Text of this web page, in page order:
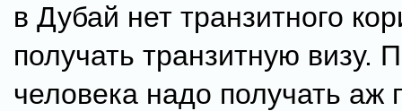
в Дубай нет транзитного
получать транзитную визу.
человека надо получать аж